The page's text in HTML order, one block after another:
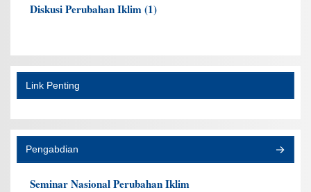
Diskusi Perubahan Iklim (1)
Link Penting
Pengabdian
Seminar Nasional Perubahan Iklim